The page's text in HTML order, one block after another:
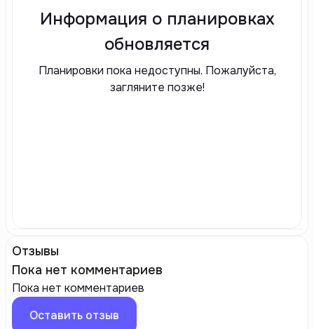
Информация о планировках
обновляется
Планировки пока недоступны. Пожалуйста,
загляните позже!
Отзывы
Пока нет комментариев
Пока нет комментариев
Оставить отзыв